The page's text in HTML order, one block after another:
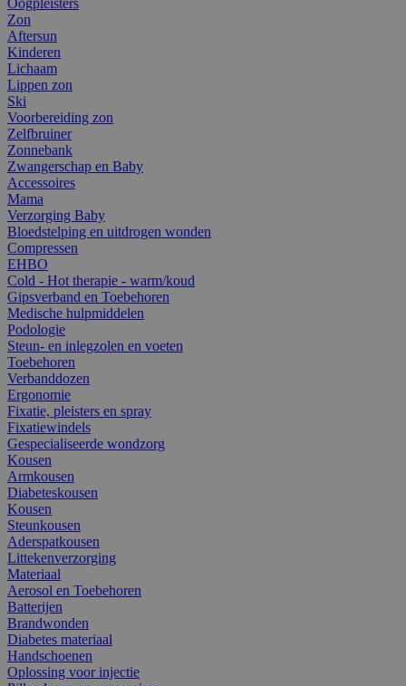
Zon
Aftersun
Kinderen
Lichaam
Lippen zon
Ski
Voorbereiding zon
Zelfbruiner
Zonnebank
Zwangerschap en Baby
Accessoires
Mama
Verzorging Baby
Bloedstelping en uitdrogen wonden
Compressen
EHBO
Cold - Hot therapie - warm/koud
Gipsverband en Toebehoren
Medische hulpmiddelen
Podologie
Steun- en inlegzolen en voeten
Toebehoren
Verbanddozen
Ergonomie
Fixatie, pleisters en spray
Fixatiewindels
Gespecialiseerde wondzorg
Kousen
Armkousen
Diabeteskousen
Kousen
Steunkousen
Aderspatkousen
Littekenverzorging
Materiaal
Aerosol en Toebehoren
Batterijen
Brandwonden
Diabetes materiaal
Handschoenen
Oplossing voor injectie